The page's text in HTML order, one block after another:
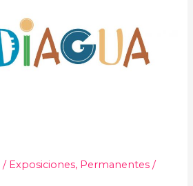
/ Exposiciones, Permanentes /